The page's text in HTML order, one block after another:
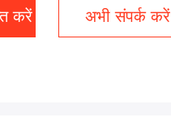
करें अभी संपर्क करें